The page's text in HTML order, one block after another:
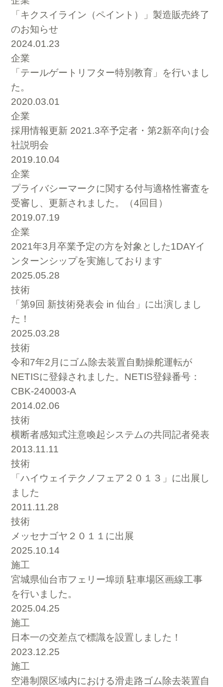
「キクスイライン（ペイント）」製造販売終了
のお知らせ
2024.01.23
企業
「テールゲートリフター特別教育」を行いまし
た。
2020.03.01
企業
採用情報更新 2021.3卒予定者・第2新卒向け会
社説明会
2019.10.04
企業
プライバシーマークに関する付与適格性審査を
受審し、更新されました。（4回目）
2019.07.19
企業
2021年3月卒業予定の方を対象とした1DAYイ
ンターンシップを実施しております
2025.05.28
技術
「第9回 新技術発表会 in 仙台」に出演しまし
た！
2025.03.28
技術
令和7年2月にゴム除去装置自動操舵運転が
NETISに登録されました。NETIS登録番号：
CBK-240003-A
2014.02.06
技術
横断者感知式注意喚起システムの共同記者発表
2013.11.11
技術
「ハイウェイテクノフェア２０１３」に出展し
ました
2011.11.28
技術
メッセナゴヤ２０１１に出展
2025.10.14
施工
宮城県仙台市フェリー埠頭 駐車場区画線工事
を行いました。
2025.04.25
施工
日本一の交差点で標識を設置しました！
2023.12.25
施工
空港制限区域内における滑走路ゴム除去装置自